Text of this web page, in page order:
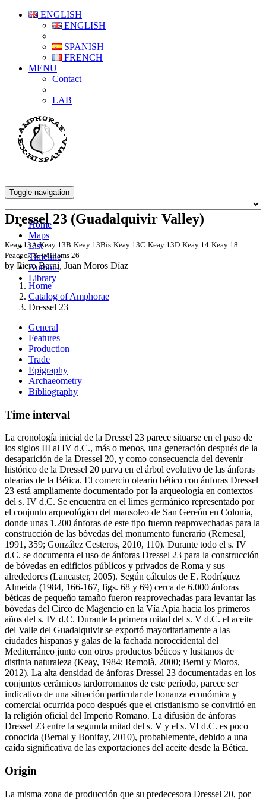
ENGLISH
ENGLISH
SPANISH
FRENCH
MENU
Contact
LAB
Toggle navigation
Home
Maps
List
Timeline
Authors
Library
Dressel 23 (Guadalquivir Valley)
Keay 13A Keay 13B Keay 13Bis Keay 13C Keay 13D Keay 14 Keay 18
Peacock & Williams 26
by Piero Berni, Juan Moros Díaz
Home
Catalog of Amphorae
Dressel 23
General
Features
Production
Trade
Epigraphy
Archaeometry
Bibliography
Time interval
La cronología inicial de la Dressel 23 parece situarse en el paso de
los siglos III al IV d.C., más o menos, una generación después de la
desaparición de la Dressel 20, y como consecuencia del devenir
histórico de la Dressel 20 parva en el árbol evolutivo de las ánforas
olearias de la Bética. El comercio oleario bético con ánforas Dressel
23 está ampliamente documentado por la arqueología en contextos
del s. IV d.C. Se encuentra en el limes germánico representado por
el conjunto arqueológico del mausoleo de San Gereón en Colonia,
donde unas 1.200 ánforas de este tipo fueron reaprovechadas para la
construcción de las bóvedas del monumento funerario (Remesal,
1991, 359; González Cesteros, 2010, 110). Durante todo el s. IV
d.C. se documenta el uso de ánforas Dressel 23 para la construcción
de bóvedas en edificios públicos y privados de Roma y sus
alrededores (Lancaster, 2005). Según cálculos de E. Rodríguez
Almeida (1984, 166-167, figs. 68 y 69) cerca de 6.000 ánforas
béticas de pequeño tamaño fueron reaprovechadas para levantar las
bóvedas del Circo de Magencio en la Vía Apia hacia los primeros
años del s. IV d.C. Durante la primera mitad del s. V d.C. el aceite
del Valle del Guadalquivir se exportó mayoritariamente a las
ciudades hispanas y galas de la fachada noroccidental del
Mediterráneo junto con otros productos béticos y lusitanos de
distinta naturaleza (Keay, 1984; Remolà, 2000; Berni y Moros,
2012). La alta densidad de ánforas Dressel 23 documentadas en los
conjuntos cerámicos tardorromanos de este período, parece ser
indicativo de una situación particular de bonanza económica y
comercial ocurrida poco después que el cristianismo se convirtió en
la religión oficial del Imperio Romano. La difusión de ánforas
Dressel 23 entre la segunda mitad del s. V y el s. VI d.C. es poco
conocida (Bernal y Bonifay, 2010), probablemente, debido a una
caída significativa de las exportaciones del aceite desde la Bética.
Origin
La misma zona de producción que su predecesora Dressel 20, por